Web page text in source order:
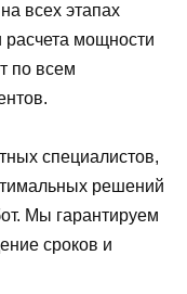
всех этапах
расчета мощности
по всем
специалистов,
решений
Мы гарантируем
сроков и